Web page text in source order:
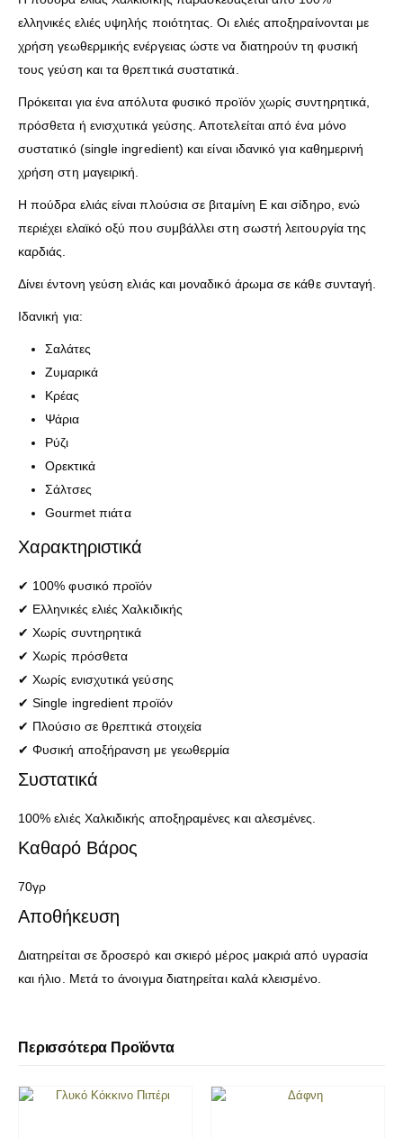
ελληνικές ελιές υψηλής ποιότητας. Οι ελιές αποξηραίνονται με
χρήση γεωθερμικής ενέργειας ώστε να διατηρούν τη φυσική
τους γεύση και τα θρεπτικά συστατικά.
Πρόκειται για ένα απόλυτα φυσικό προϊόν χωρίς συντηρητικά,
πρόσθετα ή ενισχυτικά γεύσης. Αποτελείται από ένα μόνο
συστατικό (single ingredient) και είναι ιδανικό για καθημερινή
χρήση στη μαγειρική.
Η πούδρα ελιάς είναι πλούσια σε βιταμίνη Ε και σίδηρο, ενώ
περιέχει ελαϊκό οξύ που συμβάλλει στη σωστή λειτουργία της
καρδιάς.
Δίνει έντονη γεύση ελιάς και μοναδικό άρωμα σε κάθε συνταγή.
Ιδανική για:
Σαλάτες
Ζυμαρικά
Κρέας
Ψάρια
Ρύζι
Ορεκτικά
Σάλτσες
Gourmet πιάτα
Χαρακτηριστικά
✔ 100% φυσικό προϊόν
✔ Ελληνικές ελιές Χαλκιδικής
✔ Χωρίς συντηρητικά
✔ Χωρίς πρόσθετα
✔ Χωρίς ενισχυτικά γεύσης
✔ Single ingredient προϊόν
✔ Πλούσιο σε θρεπτικά στοιχεία
✔ Φυσική αποξήρανση με γεωθερμία
Συστατικά
100% ελιές Χαλκιδικής αποξηραμένες και αλεσμένες.
Καθαρό Βάρος
70γρ
Αποθήκευση
Διατηρείται σε δροσερό και σκιερό μέρος μακριά από υγρασία
και ήλιο. Μετά το άνοιγμα διατηρείται καλά κλεισμένο.
Περισσότερα Προϊόντα